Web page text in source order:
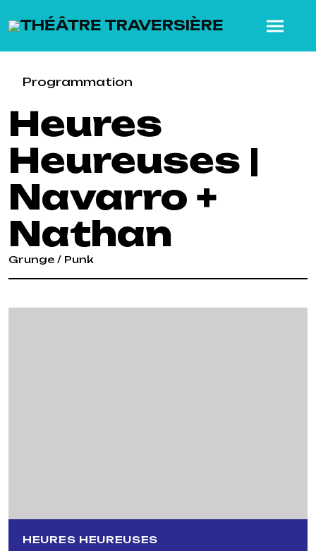
Programmation
Heures
Heureuses |
Navarro +
Nathan
Grunge / Punk
HEURES HEUREUSES